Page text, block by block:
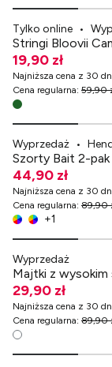
Tylko online •
Stringi Bloovii
19,90 zł
Najniższa cena z 30
Cena regularna: 59,90
Wyprzedaż •
Szorty Bait 2-pak
44,90 zł
Najniższa cena z 30
Cena regularna: 89,90
+1
-70% przy
Wyprzedaż
Majtki z wysokim
29,90 zł
Najniższa cena z 30
Cena regularna: 89,90